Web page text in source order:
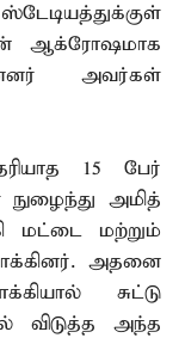
ஆக்ரோஷமாக
அவர்கள்
15 பேர்
அமித்
மட்டை மற்றும்
அதனை
சுட்டு
விடுத்த அந்த